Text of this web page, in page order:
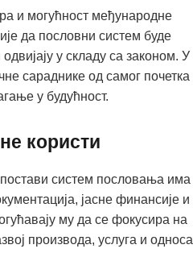
и могућност међународне
да пословни систем буде
у складу са законом. У
сараднике од самог почетка
у будућност.
користи
систем пословања има
јасне финансије и
му да се фокусира на
производа, услуга и односа